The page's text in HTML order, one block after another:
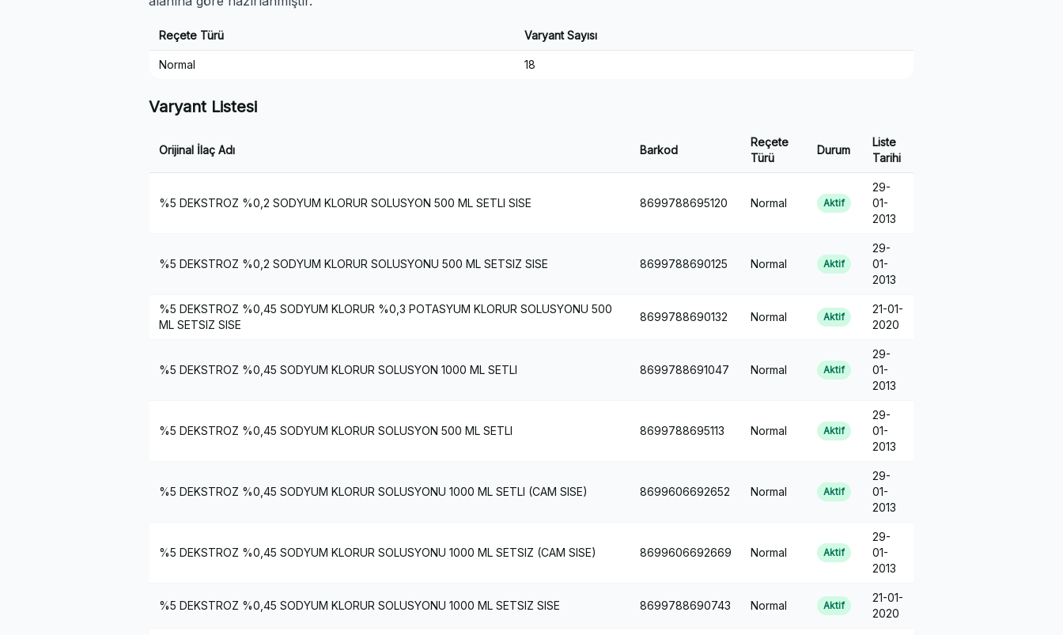
Reçete Türü Varyant Sayısı
Normal 18
Varyant Listesi
Orijinal İlaç Adı Barkod
Reçete
Türü
Durum
Liste
Tarihi
%5 DEKSTROZ %0,2 SODYUM KLORUR SOLUSYON 500 ML SETLI SISE 8699788695120 Normal Aktif
29-
01-
2013
%5 DEKSTROZ %0,2 SODYUM KLORUR SOLUSYONU 500 ML SETSIZ SISE 8699788690125 Normal Aktif
29-
01-
2013
%5 DEKSTROZ %0,45 SODYUM KLORUR %0,3 POTASYUM KLORUR SOLUSYONU 500
ML SETSIZ SISE
8699788690132 Normal Aktif
21-01-
2020
%5 DEKSTROZ %0,45 SODYUM KLORUR SOLUSYON 1000 ML SETLI 8699788691047 Normal Aktif
29-
01-
2013
%5 DEKSTROZ %0,45 SODYUM KLORUR SOLUSYON 500 ML SETLI 8699788695113 Normal Aktif
29-
01-
2013
%5 DEKSTROZ %0,45 SODYUM KLORUR SOLUSYONU 1000 ML SETLI (CAM SISE) 8699606692652 Normal Aktif
29-
01-
2013
%5 DEKSTROZ %0,45 SODYUM KLORUR SOLUSYONU 1000 ML SETSIZ (CAM SISE) 8699606692669 Normal Aktif
29-
01-
2013
%5 DEKSTROZ %0,45 SODYUM KLORUR SOLUSYONU 1000 ML SETSIZ SISE 8699788690743 Normal Aktif
21-01-
2020